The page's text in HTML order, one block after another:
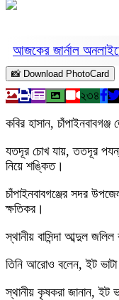
আজকের জার্নাল
📸 Download PhotoCard
২৩৪
কবির হাসান, চাঁপাইনবাবগঞ্জ
যতদূর চোখ যায়, ততদূর পযন্ত
নিয়ে শঙ্কিত।
চাঁপাইনবাবগঞ্জের সদর
ক্ষতিকর।
স্থানীয় বাসিন্দা আব্দুল
তিনি আরোও বলেন, ইট
স্থানীয় কৃষকরা জানান, ইট